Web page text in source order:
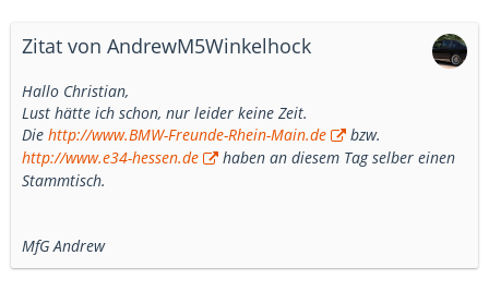
Zitat von AndrewM5Winkelhock
Hallo Christian,
Lust hätte ich schon, nur leider keine Zeit.
Die http://www.BMW-Freunde-Rhein-Main.de
bzw.
http://www.e34-hessen.de
haben an diesem Tag selber einen
Stammtisch.
MfG Andrew